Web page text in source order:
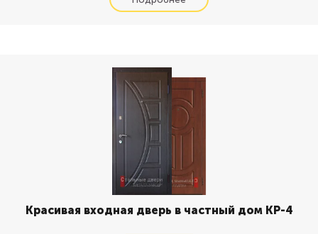
Красивая входная дверь в частный дом КР-4